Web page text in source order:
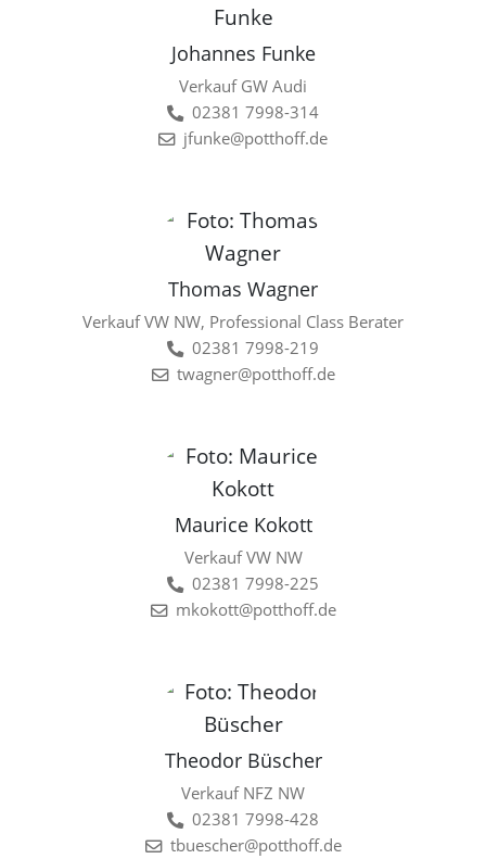
Johannes Funke
Verkauf GW Audi
02381 7998-314
jfunke@potthoff.de
Thomas Wagner
Verkauf VW NW, Professional Class Berater
02381 7998-219
twagner@potthoff.de
Maurice Kokott
Verkauf VW NW
02381 7998-225
mkokott@potthoff.de
Theodor Büscher
Verkauf NFZ NW
02381 7998-428
tbuescher@potthoff.de